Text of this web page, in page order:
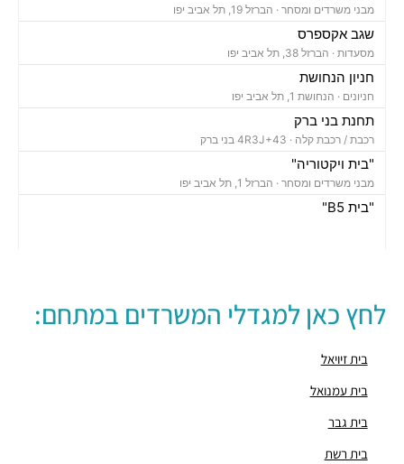
מבני משרדים ומסחר · הברזל 19, תל אביב יפו
שגב אקספרס
מסעדות · הברזל 38, תל אביב יפו
חניון הנחושת
חניונים · הנחושת 1, תל אביב יפו
תחנת בני ברק
רכבת / רכבת קלה ·
"בית ויקטוריה"
מבני משרדים ומסחר · הברזל 1, תל אביב יפו
"בית B5"
מבני משרדים ומסחר ·הברזל 25, תל אביב יפו
מבני משרדים ומסחר ·
מבני משרדים ומסחר ·
"בית ולנברג 6"
לחץ כאן למגדלי המשרדים במתחם:
בית זיויאל
בית עמנואל
בית גבר
בית רשת